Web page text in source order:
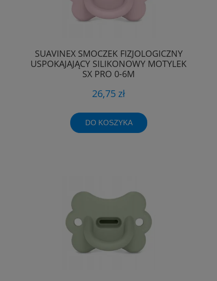
SUAVINEX SMOCZEK FIZJOLOGICZNY
USPOKAJAJĄCY SILIKONOWY MOTYLEK
SX PRO 0-6M
26,75 zł
DO KOSZYKA